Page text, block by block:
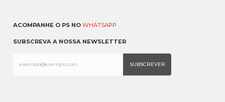
ACOMPANHE O PS NO WHATSAPP
SUBSCREVA A NOSSA NEWSLETTER